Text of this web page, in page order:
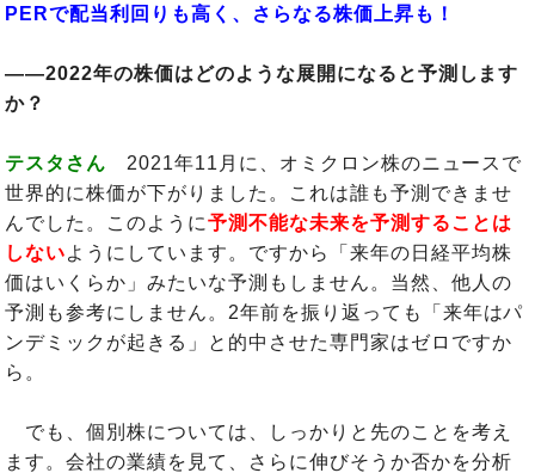
PERで配当利回りも高く、さらなる株価上昇も！
――2022年の株価はどのような展開になると予測します
か？
テスタさん 2021年11月に、オミクロン株のニュースで
世界的に株価が下がりました。これは誰も予測できませ
んでした。このように予測不能な未来を予測することは
しないようにしています。ですから「来年の日経平均株
価はいくらか」みたいな予測もしません。当然、他人の
予測も参考にしません。2年前を振り返っても「来年はパ
ンデミックが起きる」と的中させた専門家はゼロですか
ら。
でも、個別株については、しっかりと先のことを考え
ます。会社の業績を見て、さらに伸びそうか否かを分析